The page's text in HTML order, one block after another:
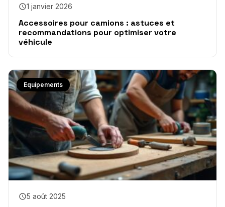
1 janvier 2026
Accessoires pour camions : astuces et
recommandations pour optimiser votre
véhicule
Equipements
5 août 2025